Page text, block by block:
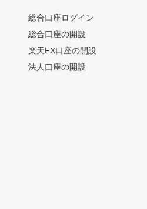
総合口座ログイン
総合口座の開設
楽天FX口座の開設
法人口座の開設